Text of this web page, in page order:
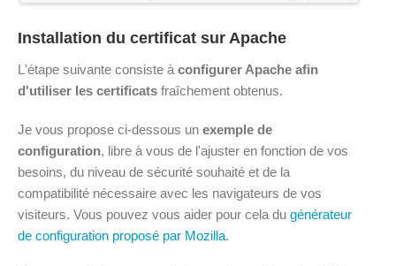
Installation du certificat sur Apache
L'étape suivante consiste à configurer Apache afin
d'utiliser les certificats fraîchement obtenus.
Je vous propose ci-dessous un exemple de
configuration, libre à vous de l'ajuster en fonction de vos
besoins, du niveau de sécurité souhaité et de la
compatibilité nécessaire avec les navigateurs de vos
visiteurs. Vous pouvez vous aider pour cela du générateur
de configuration proposé par Mozilla.